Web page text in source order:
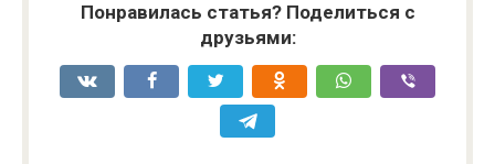
Понравилась статья? Поделиться с
друзьями: